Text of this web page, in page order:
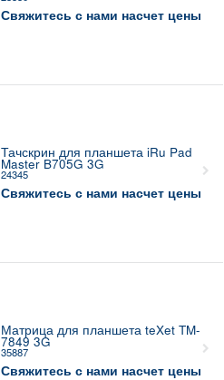
Свяжитесь с нами насчет цены
Тачскрин для планшета iRu Pad
Master B705G 3G
24345
Свяжитесь с нами насчет цены
Матрица для планшета teXet TM-
7849 3G
35887
Свяжитесь с нами насчет цены